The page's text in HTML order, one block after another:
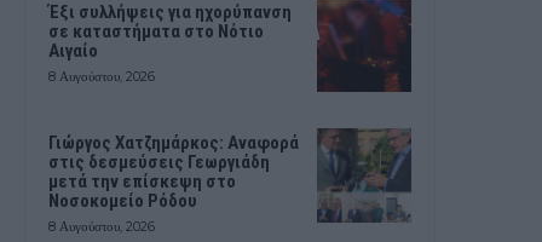
Έξι συλλήψεις για ηχορύπανση
σε καταστήματα στο Νότιο
Αιγαίο
8 Αυγούστου, 2026
Γιώργος Χατζημάρκος: Αναφορά
στις δεσμεύσεις Γεωργιάδη
μετά την επίσκεψη στο
Νοσοκομείο Ρόδου
8 Αυγούστου, 2026